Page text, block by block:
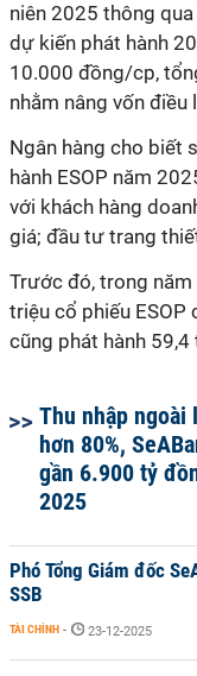
niên 2025 thông
dự kiến phát hành
10.000 đồng/cp,
nhằm nâng vốn
Ngân hàng cho biết
hành ESOP năm
với khách hàng
giá; đầu tư trang
Trước đó, trong năm
triệu cổ phiếu ESOP
cũng phát hành 59,4
Thu nhập ngoài
hơn 80%,
gần 6.900 tỷ
2025
Phó Tổng Giám đốc
SSB
TÀI CHÍNH - 23-12-2025